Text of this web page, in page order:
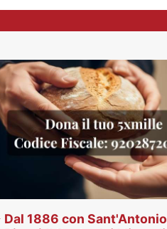
Dal 1886 con Sant'Antonio